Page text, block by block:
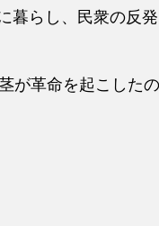
暮らし、民衆の反
が革命を起こした